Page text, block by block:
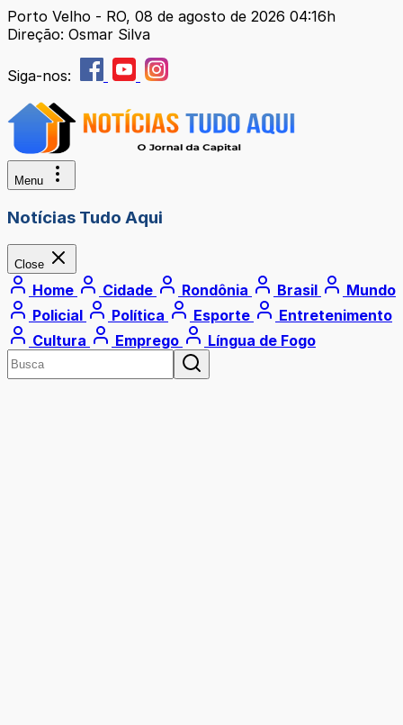
Porto Velho - RO, 08 de agosto de 2026 04:16h
Direção: Osmar Silva
Siga-nos:
Menu
Notícias Tudo Aqui
Close
Home Cidade Rondônia Brasil
Mundo
Policial
Política Esporte
Entretenimento
Cultura
Emprego Língua de Fogo